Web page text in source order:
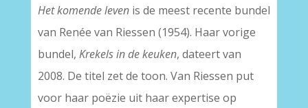
Het komende levenis de meest recente bundel
van Renée van Riessen (1954). Haar vorige
bundel, Krekels in de keuken, dateert van
2008. De titel zet de toon. Van Riessen put
voor haar poëzie uit haar expertise op